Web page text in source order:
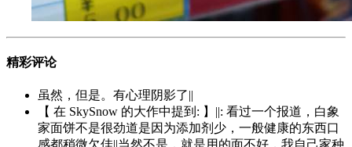
精彩评论
虽然，但是。有心理阴影了||
【 在 SkySnow 的大作中提到: 】||: 看过一个报道，白象
家面饼不是很劲道是因为添加剂少，一般健康的东西口